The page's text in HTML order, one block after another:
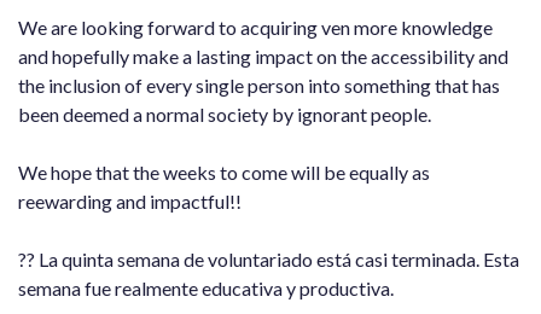
We are looking forward to acquiring ven more knowledge
and hopefully make a lasting impact on the accessibility and
the inclusion of every single person into something that has
been deemed a normal society by ignorant people.
We hope that the weeks to come will be equally as
reewarding and impactful!!
?? La quinta semana de voluntariado está casi terminada. Esta
semana fue realmente educativa y productiva.